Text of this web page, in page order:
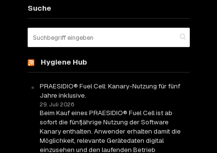
Suche
Hygiene Hub
PRAESIDIO® Fuel Cell: Kanary-Nutzung für fünf
Jahre inklusive.
29. Juli 2026
Beim Kauf eines PRAESIDIO® Fuel Cell ist ab
sofort die fünfjährige Nutzung der Software
Kanary enthalten. Anwender erhalten damit die
Möglichkeit, relevante Gerätedaten digital
einzusehen und den laufenden Betrieb